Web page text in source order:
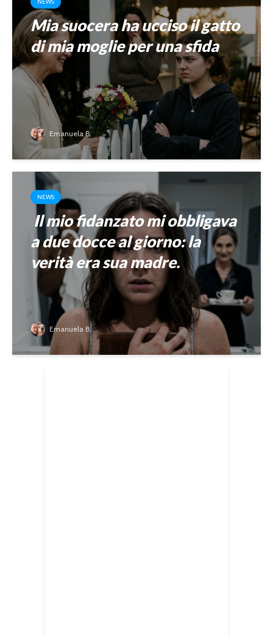
Mia suocera ha ucciso il gatto
di mia moglie per una sfida
Emanuela B.
NEWS
Il mio fidanzato mi obbligava
a due docce al giorno: la
verità era sua madre.
Emanuela B.